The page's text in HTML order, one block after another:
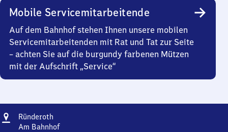
Mobile Servicemitarbeitende
Auf dem Bahnhof stehen Ihnen unsere mobilen
Servicemitarbeitenden mit Rat und Tat zur Seite
– achten Sie auf die burgundy farbenen Mützen
mit der Aufschrift „Service“
Adresse
Ründeroth
Am Bahnhof